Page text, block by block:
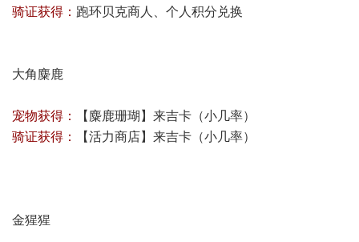
骑证获得： 跑环贝克商人、个人积分兑换
大角麋鹿
宠物获得：
【麋鹿珊瑚】来吉卡（小几率）
骑证获得：
【活力商店】来吉卡（小几率）
金猩猩